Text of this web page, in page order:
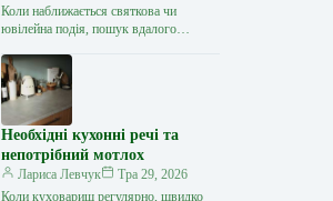
подарунок
Коли наближається святкова чи
ювілейна подія, пошук вдалого
близької людини нерідко
перетворюється на складне завдання.
…
Необхідні кухонні речі та
непотрібний мотлох
Лариса Левчук
Тра 29, 2026
Коли куховариш регулярно, швидко